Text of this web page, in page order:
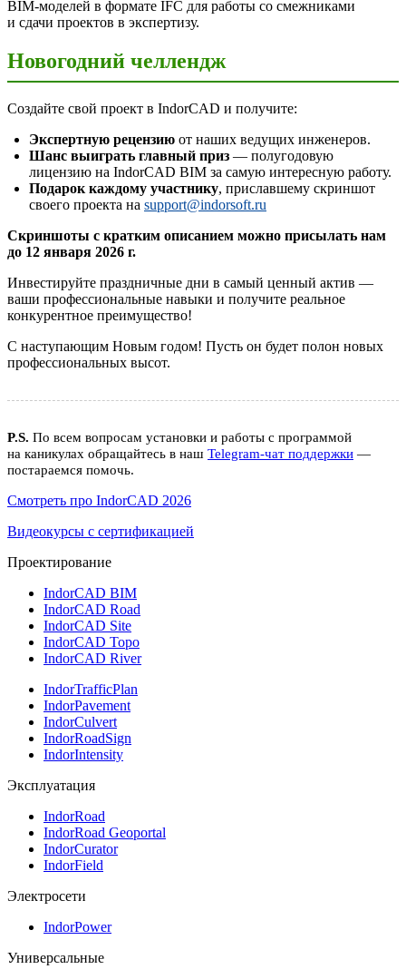
BIM-моделей в формате IFC для работы со смежниками
и сдачи проектов в экспертизу.
Новогодний челлендж
Создайте свой проект в IndorCAD и получите:
Экспертную рецензию от наших ведущих инженеров.
Шанс выиграть главный приз — полугодовую
лицензию на IndorCAD BIM за самую интересную работу.
Подарок каждому участнику, приславшему скриншот
своего проекта на support@indorsoft.ru
Скриншоты с кратким описанием можно присылать нам
до 12 января 2026 г.
Инвестируйте праздничные дни в самый ценный актив —
ваши профессиональные навыки и получите реальное
конкурентное преимущество!
С наступающим Новым годом! Пусть он будет полон новых
профессиональных высот.
P.S. По всем вопросам установки и работы с программой
на каникулах обращайтесь в наш Telegram-чат поддержки —
постараемся помочь.
Смотреть про IndorCAD 2026
Видеокурсы с сертификацией
Проектирование
IndorCAD BIM
IndorCAD Road
IndorCAD Site
IndorCAD Topo
IndorCAD River
IndorTrafficPlan
IndorPavement
IndorCulvert
IndorRoadSign
IndorIntensity
Эксплуатация
IndorRoad
IndorRoad Geoportal
IndorCurator
IndorField
Электросети
IndorPower
Универсальные